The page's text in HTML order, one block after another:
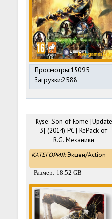
Просмотры:13095
Загрузки:2588
Ryse: Son of Rome [Update
3] (2014) PC | RePack от
R.G. Механики
КАТЕГОРИЯ:Экшен/Action
Размер: 18.52 GB